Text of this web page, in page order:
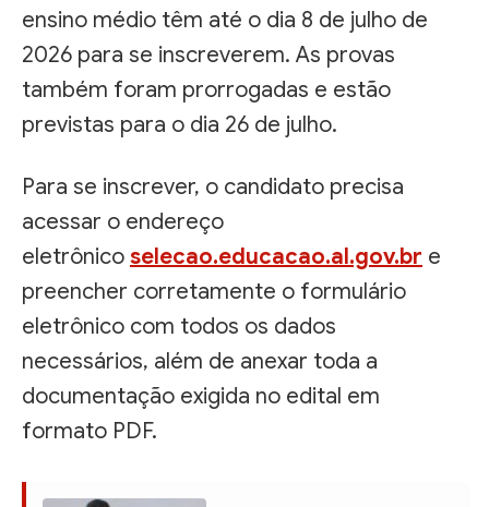
ensino médio têm até o dia 8 de julho de
2026 para se inscreverem. As provas
também foram prorrogadas e estão
previstas para o dia 26 de julho.
Para se inscrever, o candidato precisa
acessar o endereço
eletrônico selecao.educacao.al.gov.br e
preencher corretamente o formulário
eletrônico com todos os dados
necessários, além de anexar toda a
documentação exigida no edital em
formato PDF.